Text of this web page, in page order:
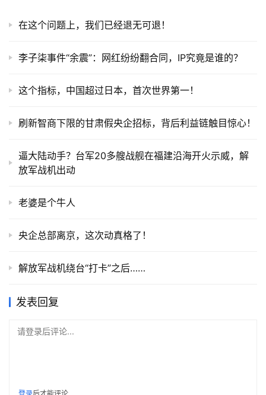
在这个问题上，我们已经退无可退！
李子柒事件“余震”：网红纷纷翻合同，IP究竟是谁的？
这个指标，中国超过日本，首次世界第一！
刷新智商下限的甘肃假央企招标，背后利益链触目惊心！
逼大陆动手？台军20多艘战舰在福建沿海开火示威，解
放军战机出动
老婆是个牛人
央企总部离京，这次动真格了！
解放军战机绕台“打卡”之后……
发表回复
请登录后评论...